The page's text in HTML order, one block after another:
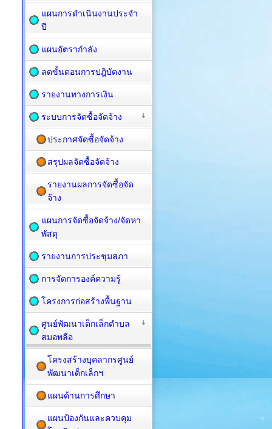
แผนการดำเนินงานประจำ
ปี
แผนอัตรากำลัง
ลดขั้นตอนการปฎิบัตงาน
รายงานทางการเงิน
ระบบการจัดซื้อจัดจ้าง
ประกาศจัดซื้อจัดจ้าง
สรุปผลจัดซื้อจัดจ้าง
รายงานผลการจัดซื้อจัด
จ้าง
แผนการจัดซื้อ​จัดจ้าง/จัดหา
พัสดุ
รายงานการประชุมสภา
การจัดการองค์ความรู้
โครงการก่อสร้างพื้นฐาน
ศูนย์พัฒนาเด็กเล็กตำบล
สมอพลือ
โครงสร้างบุคลากรศูนย์
พัฒนาเด็กเล็กฯ
แผนด้านการศึกษา
แผนป้องกันและควบคุม